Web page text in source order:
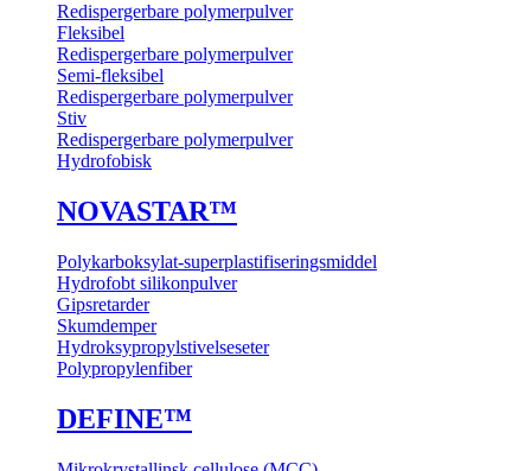
Redispergerbare polymerpulver
Fleksibel
Redispergerbare polymerpulver
Semi-fleksibel
Redispergerbare polymerpulver
Stiv
Redispergerbare polymerpulver
Hydrofobisk
NOVASTAR™
Polykarboksylat-superplastifiseringsmiddel
Hydrofobt silikonpulver
Gipsretarder
Skumdemper
Hydroksypropylstivelseseter
Polypropylenfiber
DEFINE™